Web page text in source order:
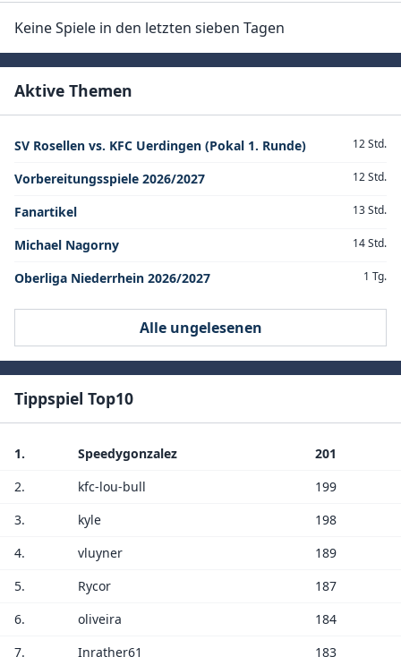
Keine Spiele in den letzten sieben Tagen
Aktive Themen
SV Rosellen vs. KFC Uerdingen (Pokal 1. Runde) 12 Std.
Vorbereitungsspiele 2026/2027 12 Std.
Fanartikel 13 Std.
Michael Nagorny 14 Std.
Oberliga Niederrhein 2026/2027 1 Tg.
Alle ungelesenen
Tippspiel Top10
1. Speedygonzalez
201
2.
kfc-lou-bull
199
3.
kyle
198
4.
vluyner
189
5.
Rycor
187
6.
oliveira
184
7.
Inrather61 183